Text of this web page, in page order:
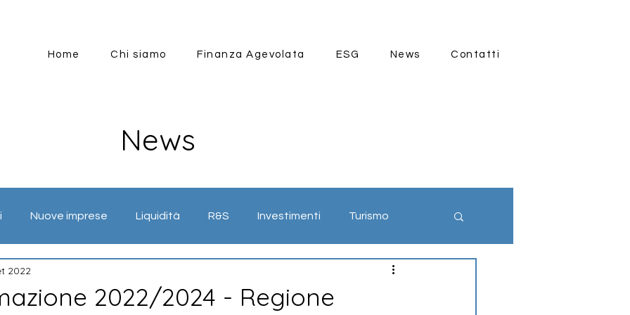
Home Chi siamo Finanza Agevolata ESG News Contatti
News
Nuove imprese Liquidità R&S Investimenti Turismo
2022/2024 - Regione
2022